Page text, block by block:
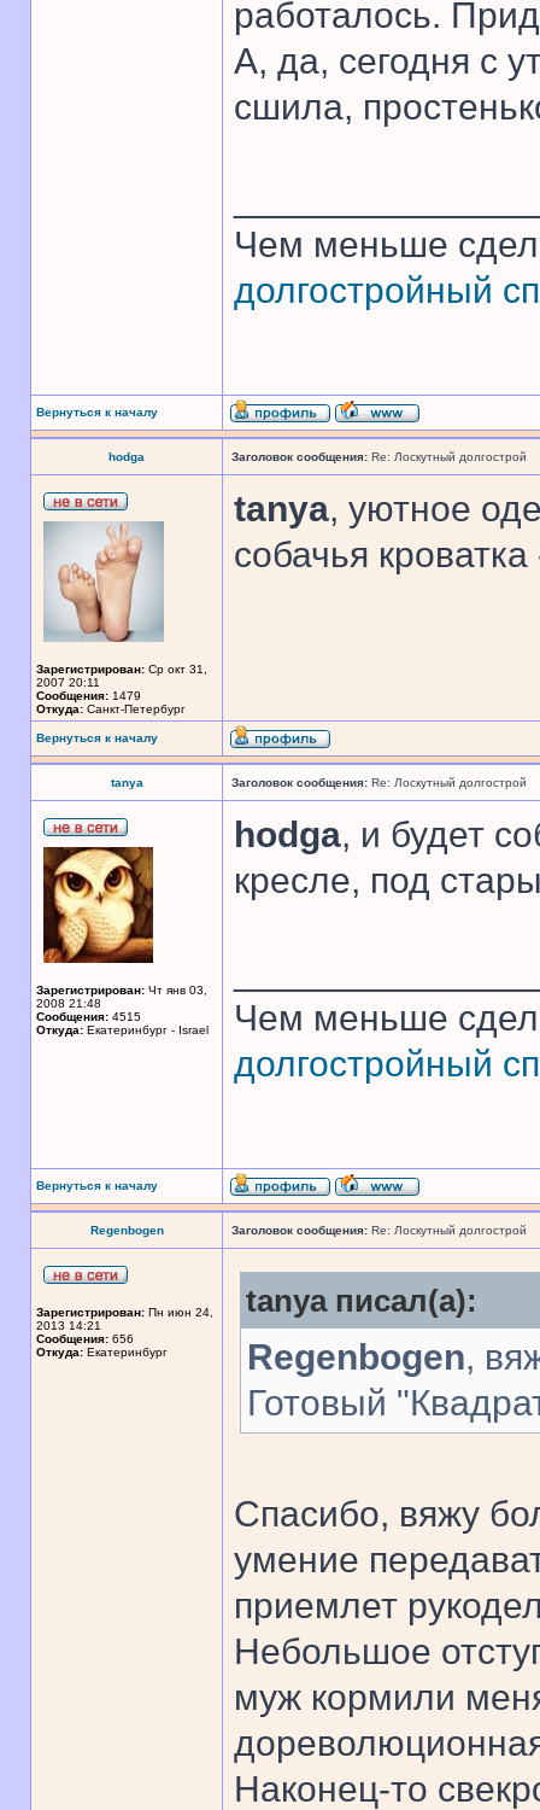
работалось.
А, да, сегодня с
сшила,
Чем меньше
долгостройный
Вернуться к началу
hodga Заголовок сообщения: Re: Лоскутный долгострой
Зарегистрирован: Ср окт 31,
2007 20:11
Сообщения: 1479
Откуда: Санкт-Петербург
tanya, уютное
собачья
Вернуться к началу
tanya Заголовок сообщения: Re: Лоскутный долгострой
Зарегистрирован: Чт янв 03,
2008 21:48
Сообщения: 4515
Откуда: Екатеринбург - Israel
hodga, и будет
кресле, под
Чем меньше
долгостройный
Вернуться к началу
Regenbogen Заголовок сообщения: Re: Лоскутный долгострой
Зарегистрирован: Пн июн 24,
2013 14:21
Сообщения: 656
Откуда: Екатеринбург
tanya писал(а):
Regenbogen,
Готовый
Спасибо, вяжу
умение
приемлет
Небольшое
муж кормили
Наконец-то